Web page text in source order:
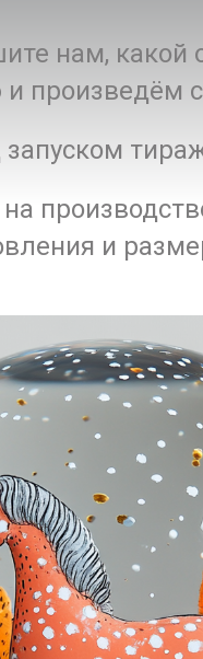
нам, какой
произведём
и